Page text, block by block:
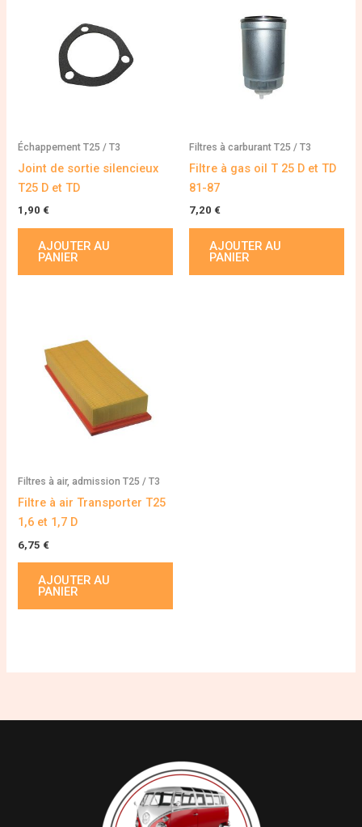
Échappement T25 / T3
Joint de sortie silencieux
T25 D et TD
1,90 €
AJOUTER AU
PANIER
Filtres à carburant T25 / T3
Filtre à gas oil T 25 D et TD
81-87
7,20 €
AJOUTER AU
PANIER
Filtres à air, admission T25 / T3
Filtre à air Transporter T25
1,6 et 1,7 D
6,75 €
AJOUTER AU
PANIER